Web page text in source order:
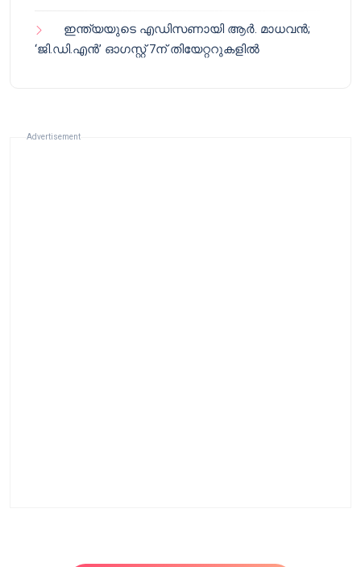
ഇന്ത്യയുടെ എഡിസണായി ആർ. മാധവൻ;
‘ജി.ഡി.എൻ’ ഓഗസ്റ്റ് 7ന് തിയേറ്ററുകളിൽ
Advertisement